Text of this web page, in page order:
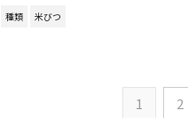
種類 米びつ
1 2